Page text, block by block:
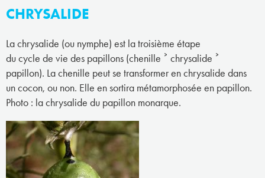
CHRYSALIDE
La chrysalide (ou nymphe) est la troisième étape
du cycle de vie des papillons (chenille ˃ chrysalide ˃
papillon). La chenille peut se transformer en chrysalide dans
un cocon, ou non. Elle en sortira métamorphosée en papillon.
Photo : la chrysalide du papillon monarque.